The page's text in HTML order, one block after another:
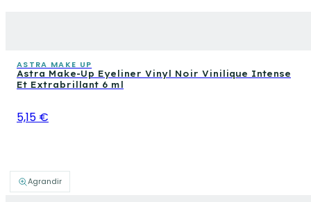
Agrandir
ASTRA MAKE UP
Astra Make-Up Eyeliner Vinyl Noir Vinilique Intense
Et Extrabrillant 6 ml
5,15 €